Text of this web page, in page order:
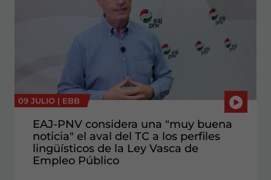
09 JULIO | EBB
EAJ-PNV considera una "muy buena
noticia" el aval del TC a los perfiles
lingüísticos de la Ley Vasca de
Empleo Público